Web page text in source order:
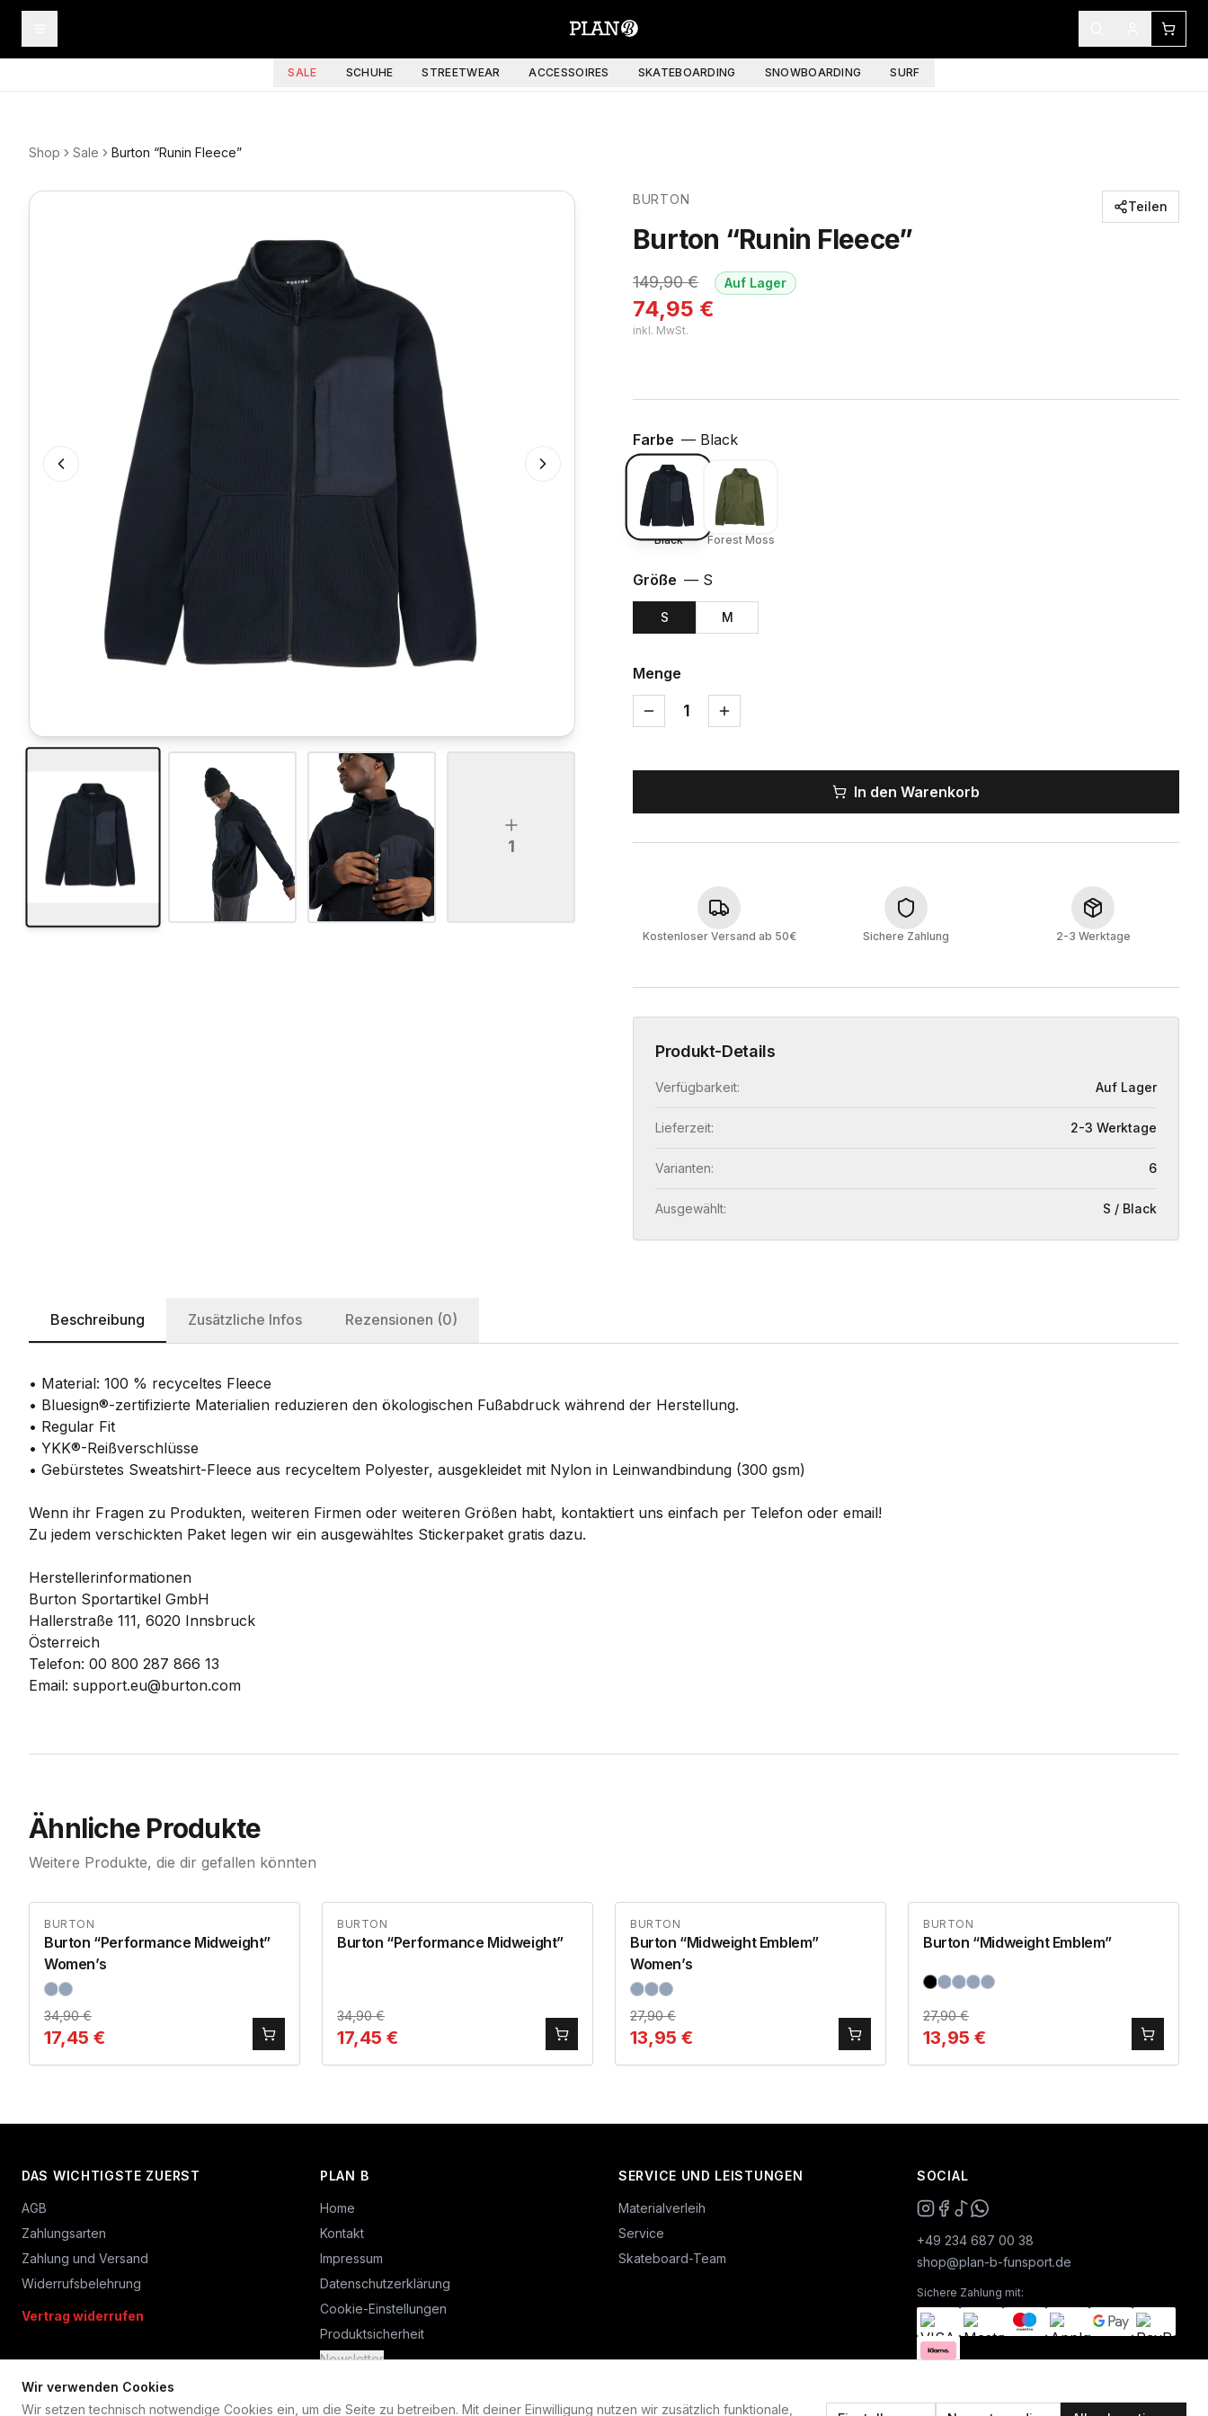
Wir verwenden Cookies
Wir setzen technisch notwendige Cookies ein, um die Seite zu betreiben. Mit deiner Einwilligung nutzen wir zusätzlich funktionale,
SALE SCHUHE STREETWEAR ACCESSOIRES SKATEBOARDING SNOWBOARDING SURF
Shop Sale Burton “Runin Fleece”
1
BURTON
Burton “Runin Fleece”
149,90€
74,95 €
inkl. MwSt.
Auf Lager
Teilen
Farbe — Black
Black Forest Moss
Größe — S
S M
Menge
1
In den Warenkorb
Kostenloser Versand ab 50€ Sichere Zahlung 2-3 Werktage
Produkt-Details
Verfügbarkeit: Auf Lager
Lieferzeit: 2-3 Werktage
Varianten: 6
Ausgewählt: S / Black
Beschreibung Zusätzliche Infos Rezensionen (0)
• Material: 100 % recyceltes Fleece
• Bluesign®-zertifizierte Materialien reduzieren den ökologischen Fußabdruck während der Herstellung.
• Regular Fit
• YKK®-Reißverschlüsse
• Gebürstetes Sweatshirt-Fleece aus recyceltem Polyester, ausgekleidet mit Nylon in Leinwandbindung (300 gsm)
Wenn ihr Fragen zu Produkten, weiteren Firmen oder weiteren Größen habt, kontaktiert uns einfach per Telefon oder email!
Zu jedem verschickten Paket legen wir ein ausgewähltes Stickerpaket gratis dazu.
Herstellerinformationen
Burton Sportartikel GmbH
Hallerstraße 111, 6020 Innsbruck
Österreich
Telefon: 00 800 287 866 13
Email: support.eu@burton.com
Ähnliche Produkte
Weitere Produkte, die dir gefallen könnten
BURTON
Burton “Performance Midweight”
Women’s
34,90€
17,45 €
BURTON
Burton “Performance Midweight”
34,90€
17,45 €
BURTON
Burton “Midweight Emblem”
Women’s
27,90€
13,95 €
BURTON
Burton “Midweight Emblem”
27,90€
13,95 €
DAS WICHTIGSTE ZUERST
AGB
Zahlungsarten
Zahlung und Versand
Widerrufsbelehrung
Vertrag widerrufen
PLAN B
Home
Kontakt
Impressum
Datenschutzerklärung
Cookie-Einstellungen
Produktsicherheit
Newsletter
SERVICE UND LEISTUNGEN
Materialverleih
Service
Skateboard-Team
SOCIAL
+49 234 687 00 38
shop@plan-b-funsport.de
Sichere Zahlung mit: